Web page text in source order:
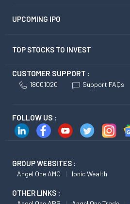
UPCOMING IPO
TOP STOCKS TO INVEST
CUSTOMER SUPPORT :
18001020 Support FAQs
FOLLOW US :
GROUP WEBSITES :
Angel One AMC Ionic Wealth
OTHER LINKS :